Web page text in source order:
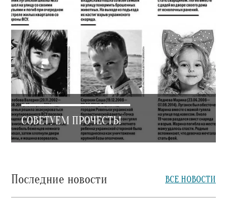
СОВЕТУЕМ ПРОЧЕСТЬ!
Последние новости ВСЕ НОВОСТИ